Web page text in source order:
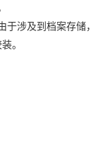
于涉及到档案存储，
。